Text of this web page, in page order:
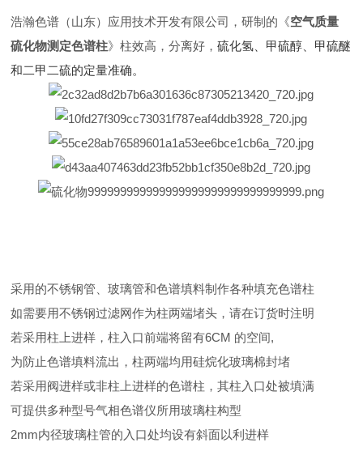
浩瀚色谱（山东）应用技术开发有限公司，研制的《空气质量
硫化物测定色谱柱》柱效高，分离好，硫化氢、甲硫醇、甲硫醚
和二甲二硫的定量准确。
采用的不锈钢管、玻璃管和色谱填料制作各种填充色谱柱
如需要用不锈钢过滤网作为柱两端堵头，请在订货时注明
若采用柱上进样，柱入口前端将留有6CM 的空间,
为防止色谱填料流出，柱两端均用硅烷化玻璃棉封堵
若采用阀进样或非柱上进样的色谱柱，其柱入口处被填满
可提供多种型号气相色谱仪所用玻璃柱构型
2mm内径玻璃柱管的入口处均设有斜面以利进样